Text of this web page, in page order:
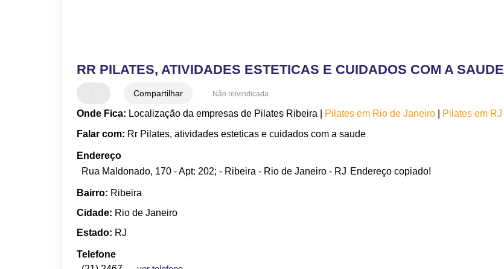
RR PILATES, ATIVIDADES ESTETICAS E CUIDADOS COM A SAUDE
Compartilhar Não reivindicada
Onde Fica: Localização da empresas de Pilates Ribeira | Pilates em Rio de Janeiro
Pilates em RJ
Falar com: Rr Pilates, atividades esteticas e cuidados com a saude
Endereço
Rua Maldonado, 170 - Apt: 202; - Ribeira - Rio de Janeiro - RJ Endereço copiado!
Bairro: Ribeira
Cidade: Rio de Janeiro
Estado: RJ
Telefone